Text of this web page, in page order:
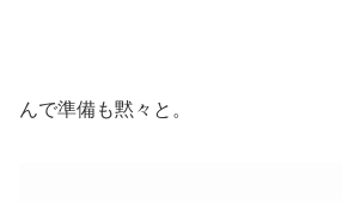
んで準備も黙々と。